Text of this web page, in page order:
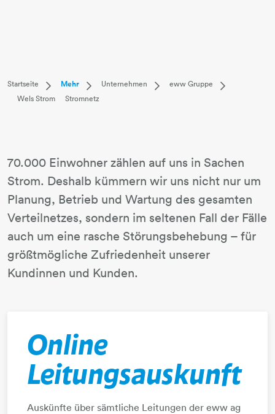
Startseite
Dropdown Startseite
Privatkunden
Mehr
Dropdown Mehr
Karriere
Unternehmen
Dropdown Unternehmen
eww Gruppe
Dropdown
Wels Strom Stromnetz
70.000 Einwohner zählen auf uns in Sachen
Strom. Deshalb kümmern wir uns nicht nur um
Planung, Betrieb und Wartung des gesamten
Verteilnetzes, sondern im seltenen Fall der Fälle
auch um eine rasche Störungsbehebung – für
größtmögliche Zufriedenheit unserer
Kundinnen und Kunden.
Online
Leitungsauskunft
Auskünfte über sämtliche Leitungen der eww ag